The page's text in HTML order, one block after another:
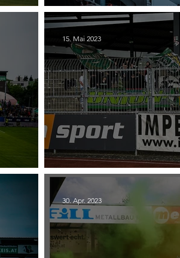
31. Cashpoint Altach
29. Wolfsberger AC -
15. Mai 2023
30. Apr. 2023